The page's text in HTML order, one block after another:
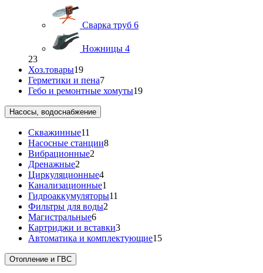
Сварка труб 6
Ножницы 4
23
Хоз.товары19
Герметики и пена7
Гебо и ремонтные хомуты19
Насосы, водоснабжение
Скважинные11
Насосные станции8
Вибрационные2
Дренажные2
Циркуляционные4
Канализационные1
Гидроаккумуляторы11
Фильтры для воды2
Магистральные6
Картриджи и вставки3
Автоматика и комплектующие15
Отопление и ГВС